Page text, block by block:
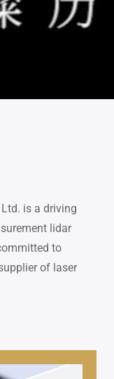
is a driving
lidar
to
of laser